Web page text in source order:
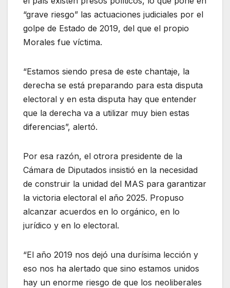
“grave riesgo” las actuaciones judiciales por el
golpe de Estado de 2019, del que el propio
Morales fue víctima.
“Estamos siendo presa de este chantaje, la
derecha se está preparando para esta disputa
electoral y en esta disputa hay que entender
que la derecha va a utilizar muy bien estas
diferencias”, alertó.
Por esa razón, el otrora presidente de la
Cámara de Diputados insistió en la necesidad
de construir la unidad del MAS para garantizar
la victoria electoral el año 2025. Propuso
alcanzar acuerdos en lo orgánico, en lo
jurídico y en lo electoral.
“El año 2019 nos dejó una durísima lección y
eso nos ha alertado que sino estamos unidos
hay un enorme riesgo de que los neoliberales